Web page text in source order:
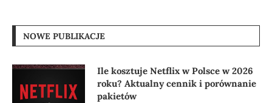
NOWE PUBLIKACJE
Ile kosztuje Netflix w Polsce w 2026
roku? Aktualny cennik i porównanie
pakietów